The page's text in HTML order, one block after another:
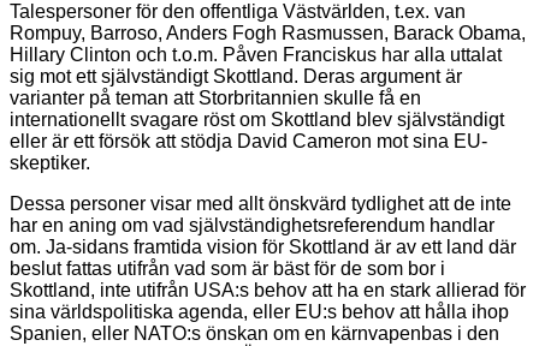
Talespersoner för den offentliga Västvärlden, t.ex. van
Rompuy, Barroso, Anders Fogh Rasmussen, Barack Obama,
Hillary Clinton och t.o.m. Påven Franciskus har alla uttalat
sig mot ett självständigt Skottland. Deras argument är
varianter på teman att Storbritannien skulle få en
internationellt svagare röst om Skottland blev självständigt
eller är ett försök att stödja David Cameron mot sina EU-
skeptiker.
Dessa personer visar med allt önskvärd tydlighet att de inte
har en aning om vad självständighetsreferendum handlar
om. Ja-sidans framtida vision för Skottland är av ett land där
beslut fattas utifrån vad som är bäst för de som bor i
Skottland, inte utifrån USA:s behov att ha en stark allierad för
sina världspolitiska agenda, eller EU:s behov att hålla ihop
Spanien, eller NATO:s önskan om en kärnvapenbas i den